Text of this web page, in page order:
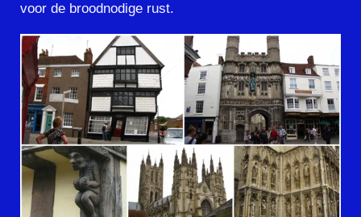
voor de broodnodige rust.